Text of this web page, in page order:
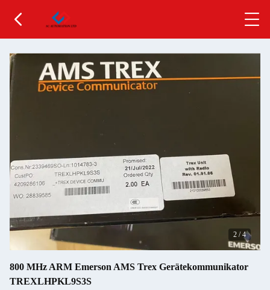
2 /4
800 MHz ARM Emerson AMS Trex Gerätekommunikator
TREXLHPKL9S3S